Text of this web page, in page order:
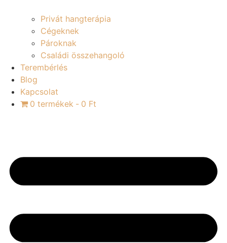
Privát hangterápia
Cégeknek
Pároknak
Családi összehangoló
Terembérlés
Blog
Kapcsolat
0 termékek
0 Ft